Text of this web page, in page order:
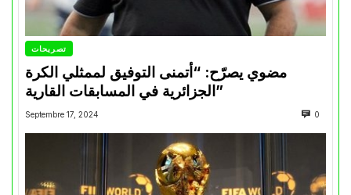
تصريحات
مضوي يصرّح: “أتمنى التوفيق لممثلي الكرة
الجزائرية في المسابقات القارية”
Septembre 17, 2024 0